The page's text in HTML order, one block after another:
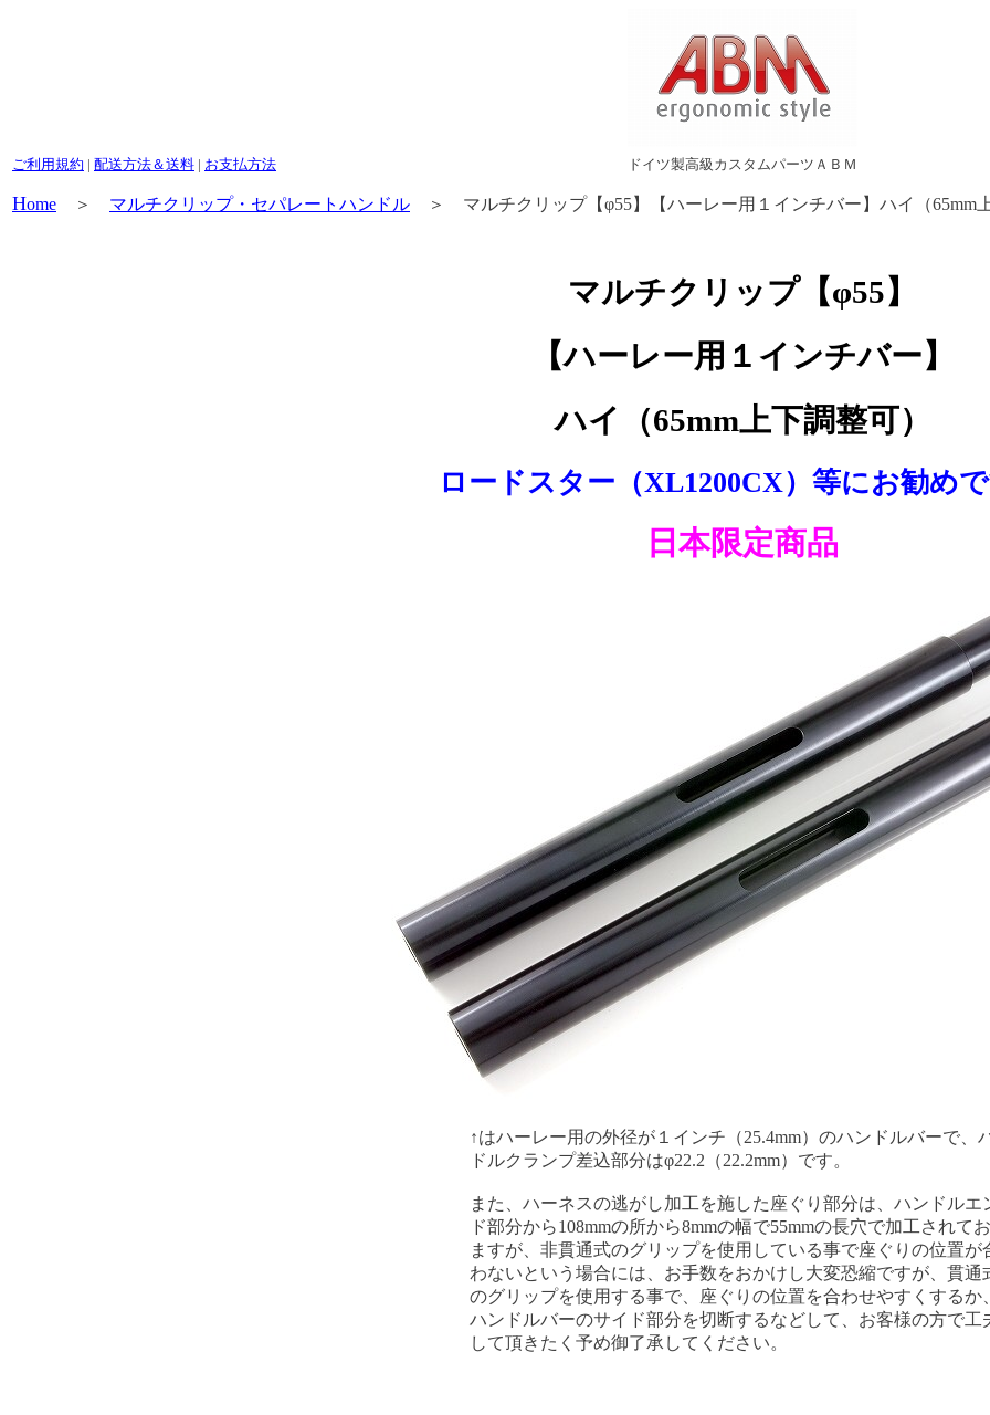
ご利用規約 | 配送方法＆送料 | お支払方法 ドイツ製高級カスタムパーツＡＢＭ
Home ＞ マルチクリップ・セパレートハンドル ＞ マルチクリップ【φ55】【ハーレー用１インチバー】ハイ（65mm
マルチクリップ【φ55】
【ハーレー用１インチバー】
ハイ（65mm上下調整可）
ロードスター（XL1200CX）等にお勧め
日本限定商品
↑はハーレー用の外径が１インチ（25.4mm）のハンドルバーで、
ドルクランプ差込部分はφ22.2（22.2mm）です。
また、ハーネスの逃がし加工を施した座ぐり部分は、ハンドルエ
ド部分から108mmの所から8mmの幅で55mmの長穴で加工されて
ますが、非貫通式のグリップを使用している事で座ぐりの位置が
わないという場合には、お手数をおかけし大変恐縮ですが、貫通
のグリップを使用する事で、座ぐりの位置を合わせやすくするか
ハンドルバーのサイド部分を切断するなどして、お客様の方で工
して頂きたく予め御了承してください。